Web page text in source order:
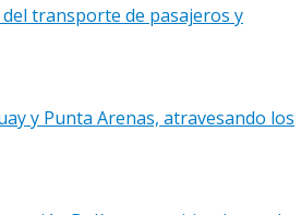
transporte de pasajeros y
y Punta Arenas, atravesando los